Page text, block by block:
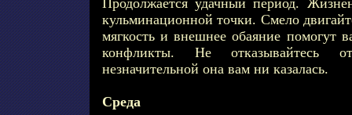
Продолжается удачный период.
кульминационной точки. Смело
мягкость и внешнее обаяние помогут
конфликты. Не
незначительной она вам ни казалась.
Среда